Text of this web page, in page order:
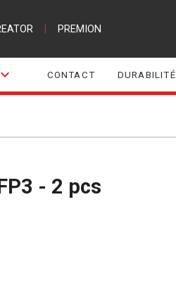
PREMION
CONTACT DURABILITÉ
- 2 pcs